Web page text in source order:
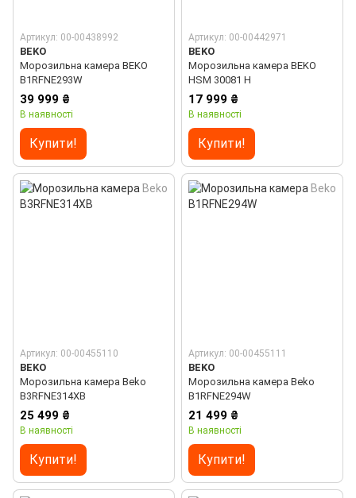
Артикул: 00-00438992
BEKO
Морозильна камера BEKO
B1RFNE293W
39 999 ₴
В наявності
Купити!
Артикул: 00-00442971
BEKO
Морозильна камера BEKO
HSM 30081 H
17 999 ₴
В наявності
Купити!
Артикул: 00-00455110
BEKO
Морозильна камера Beko
B3RFNE314XB
25 499 ₴
В наявності
Купити!
Артикул: 00-00455111
BEKO
Морозильна камера Beko
B1RFNE294W
21 499 ₴
В наявності
Купити!